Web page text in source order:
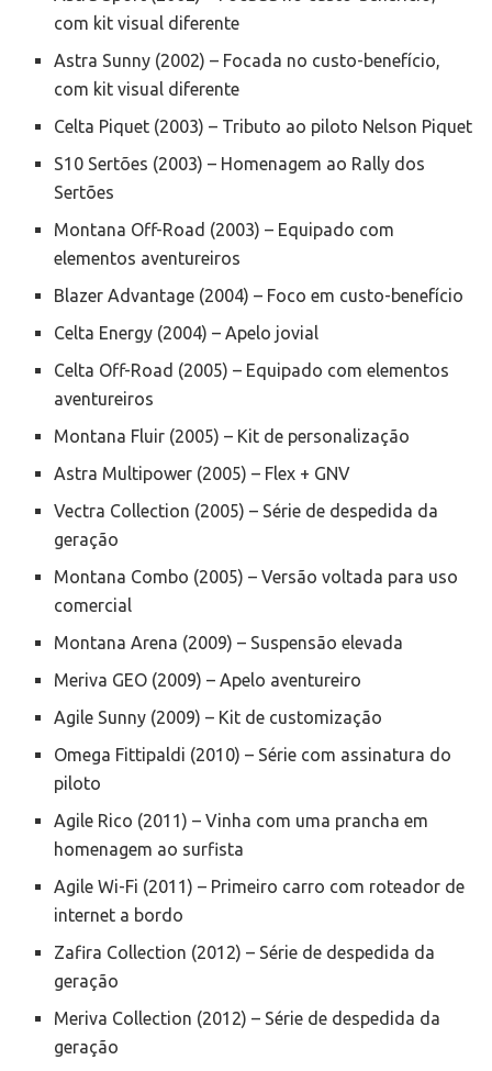
com kit visual diferente
Astra Sunny (2002) – Focada no custo-benefício,
com kit visual diferente
Celta Piquet (2003) – Tributo ao piloto Nelson Piquet
S10 Sertões (2003) – Homenagem ao Rally dos
Sertões
Montana Off-Road (2003) – Equipado com
elementos aventureiros
Blazer Advantage (2004) – Foco em custo-benefício
Celta Energy (2004) – Apelo jovial
Celta Off-Road (2005) – Equipado com elementos
aventureiros
Montana Fluir (2005) – Kit de personalização
Astra Multipower (2005) – Flex + GNV
Vectra Collection (2005) – Série de despedida da
geração
Montana Combo (2005) – Versão voltada para uso
comercial
Montana Arena (2009) – Suspensão elevada
Meriva GEO (2009) – Apelo aventureiro
Agile Sunny (2009) – Kit de customização
Omega Fittipaldi (2010) – Série com assinatura do
piloto
Agile Rico (2011) – Vinha com uma prancha em
homenagem ao surfista
Agile Wi-Fi (2011) – Primeiro carro com roteador de
internet a bordo
Zafira Collection (2012) – Série de despedida da
geração
Meriva Collection (2012) – Série de despedida da
geração